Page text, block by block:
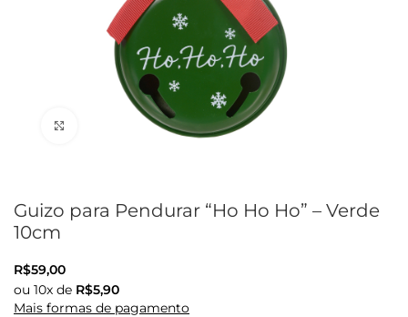
Clique para ampliar
Guizo para Pendurar “Ho Ho Ho” – Verde
10cm
R$59,00
ou 10x de R$5,90
Mais formas de pagamento